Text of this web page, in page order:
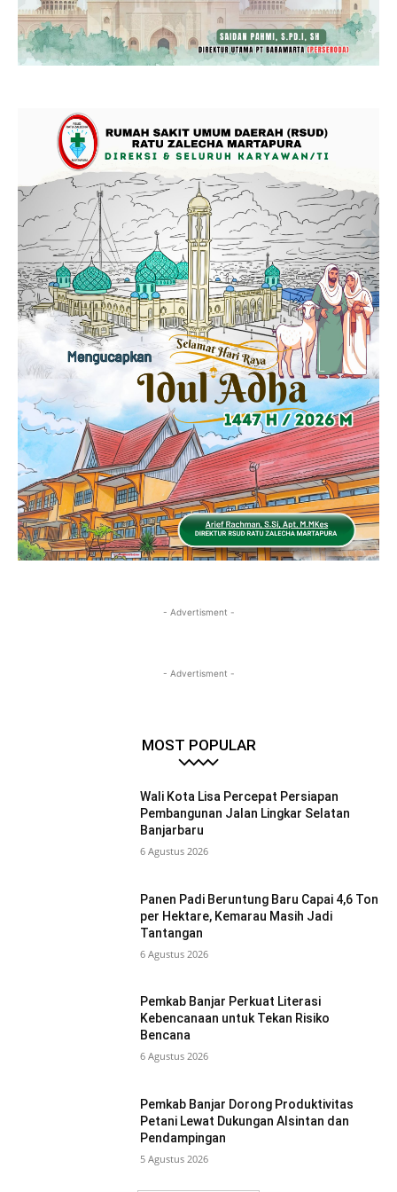
- Advertisment -
- Advertisment -
MOST POPULAR
Wali Kota Lisa Percepat Persiapan
Pembangunan Jalan Lingkar Selatan
Banjarbaru
6 Agustus 2026
Panen Padi Beruntung Baru Capai 4,6 Ton
per Hektare, Kemarau Masih Jadi
Tantangan
6 Agustus 2026
Pemkab Banjar Perkuat Literasi
Kebencanaan untuk Tekan Risiko
Bencana
6 Agustus 2026
Pemkab Banjar Dorong Produktivitas
Petani Lewat Dukungan Alsintan dan
Pendampingan
5 Agustus 2026